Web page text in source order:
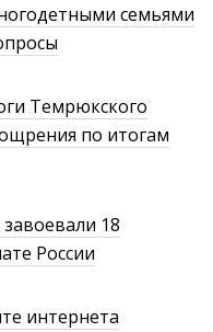
семьями
Темрюкского
по итогам
18
России
интернета